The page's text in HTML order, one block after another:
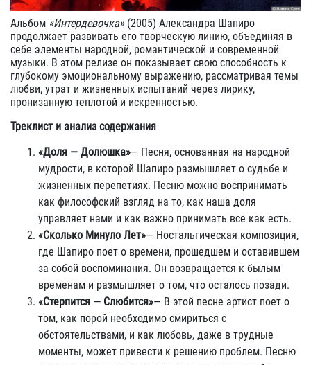
Альбом «Интердевочка»(2005) Александра Шапиро
продолжает развивать его творческую линию, объединяя в
себе элементы народной, романтической и современной
музыки. В этом релизе он показывает свою способность к
глубокому эмоциональному выражению, рассматривая темы
любви, утрат и жизненных испытаний через лирику,
пронизанную теплотой и искренностью.
Треклист и анализ содержания
«Доля — Долюшка»— Песня, основанная на народной
мудрости, в которой Шапиро размышляет о судьбе и
жизненных перепетиях. Песню можно воспринимать
как философский взгляд на то, как наша доля
управляет нами и как важно принимать все как есть.
«Сколько Минуло Лет»— Ностальгическая композиция,
где Шапиро поет о времени, прошедшем и оставившем
за собой воспоминания. Он возвращается к былым
временам и размышляет о том, что осталось позади.
«Стерпится — Слюбится»— В этой песне артист поет о
том, как порой необходимо смириться с
обстоятельствами, и как любовь, даже в трудные
моменты, может привести к решению проблем. Песню